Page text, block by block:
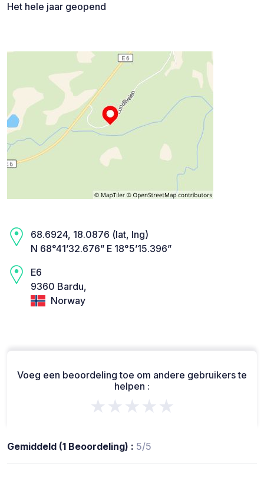
Het hele jaar geopend
68.6924, 18.0876 (lat, lng)
N 68°41’32.676” E 18°5’15.396”
E6
9360 Bardu,
Norway
Voeg een beoordeling toe om andere gebruikers te
helpen :
★★★★★
Gemiddeld (1 Beoordeling) : 5/5